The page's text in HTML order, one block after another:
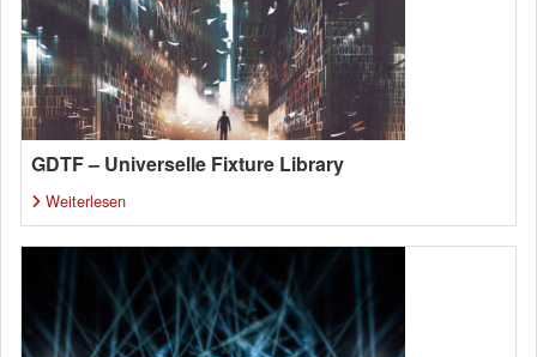
GDTF – Universelle Fixture Library
Weiterlesen